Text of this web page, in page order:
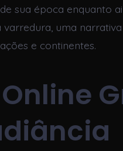
sua época enquanto
uma
e continentes.